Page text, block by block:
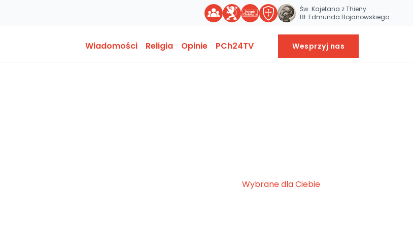
Św. Kajetana z Thieny
Bł. Edmunda Bojanowskiego
Wiadomości Religia Opinie PCh24TV Wesprzyj nas
Wybrane dla Ciebie